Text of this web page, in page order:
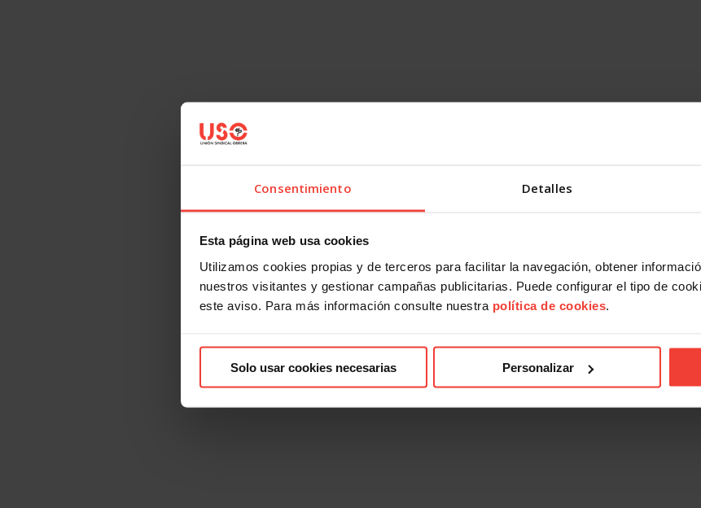
Consentimiento Detalles
Esta página web usa cookies
Utilizamos cookies propias y de terceros para facilitar la navegación, obtener
nuestros visitantes y gestionar campañas publicitarias. Puede configurar el tipo de
este aviso. Para más información consulte nuestra política de cookies.
Solo usar cookies necesarias Personalizar